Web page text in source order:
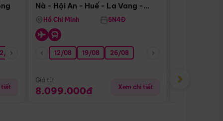
08 26/08 05/09 09/09 12/09
tiết
Nà - Hội An - Huế - La Vang -
Động Thiên Đường
Hồ Chí Minh 5N4Đ
12/08 19/08 26/08
Giá từ:
8.099.000đ Xem chi tiết
Giá từ:
›